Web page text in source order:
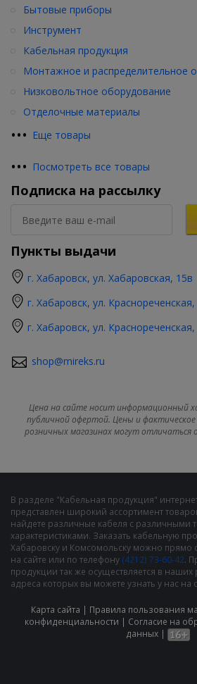
••• Еще товары
Бытовые приборы
Инструмент
Кабельная продукция
Монтажное и распределительное
Низковольтное оборудование
Отделочные материалы
••• Посмотреть все товары
Подписка на рассылку
Пункты выдачи
г. Хабаровск, ул. Хабаровская, 15в
г. Хабаровск, ул.
г. Хабаровск, ул.
shop@mireks.ru
Цена на сайте носит информационный
публичной офертой. Цены и
розничных магазинах могут отличаться
В разделе "Кабельная продукция"
представлен широкий ассортимент
найдете различные кабеля с различными
характеристиками. Заказать кабельную
Хабаровску и Комсомольску можно прямо
на сайте или по телефону (4212) 73-60-42.
продукции так же осуществляется в
адреса которых вы можете узнать у нас на
Карта сайта | Правила пользования
конфиденциальности | Cогласие на
данных|